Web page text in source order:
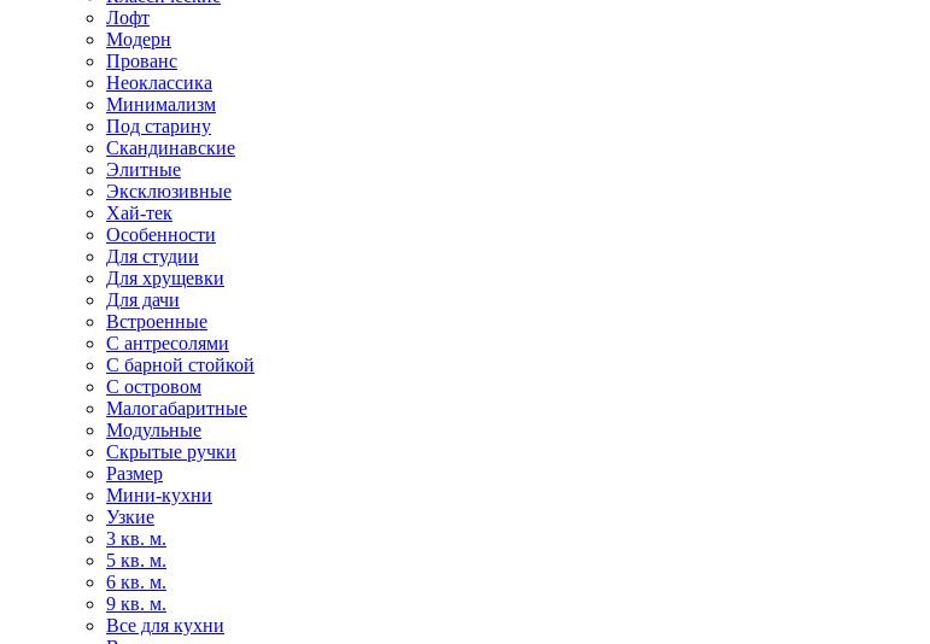
Лофт
Модерн
Прованс
Неоклассика
Минимализм
Под старину
Скандинавские
Элитные
Эксклюзивные
Хай-тек
Особенности
Для студии
Для хрущевки
Для дачи
Встроенные
С антресолями
С барной стойкой
С островом
Малогабаритные
Модульные
Скрытые ручки
Размер
Мини-кухни
Узкие
3 кв. м.
5 кв. м.
6 кв. м.
9 кв. м.
Все для кухни